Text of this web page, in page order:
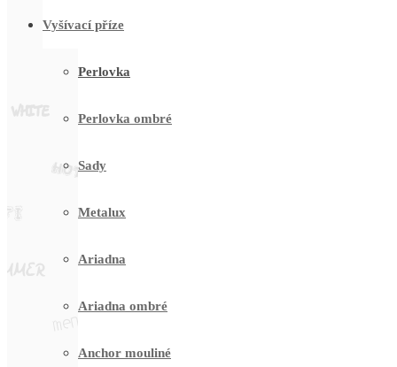
Vyšívací příze
Perlovka
Perlovka ombré
Sady
Metalux
Ariadna
Ariadna ombré
Anchor mouliné